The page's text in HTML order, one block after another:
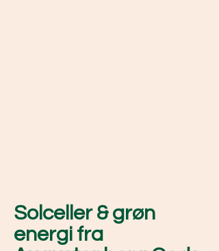
Solceller & grøn
energi fra